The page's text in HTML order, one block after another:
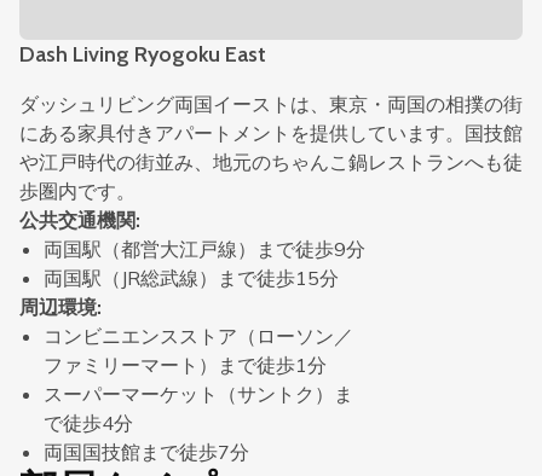
Dash Living Ryogoku East
ダッシュリビング両国イーストは、東京・両国の相撲の街
にある家具付きアパートメントを提供しています。国技館
や江戸時代の街並み、地元のちゃんこ鍋レストランへも徒
歩圏内です。
公共交通機関:
両国駅（都営大江戸線）まで徒歩9分
両国駅（JR総武線）まで徒歩15分
周辺環境:
コンビニエンスストア（ローソン／
ファミリーマート）まで徒歩1分
スーパーマーケット（サントク）ま
で徒歩4分
両国国技館まで徒歩7分